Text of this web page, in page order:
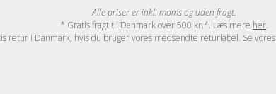
Alle priser er inkl. moms og uden fragt.
* Gratis fragt til Danmark over 500 kr.*. Læs mere her.
retur i Danmark, hvis du bruger vores medsendte returlabel. Se vores